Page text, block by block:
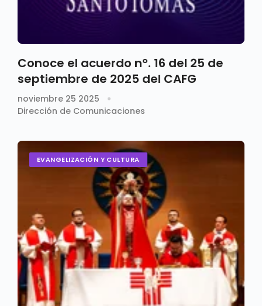
Conoce el acuerdo n°. 16 del 25 de
septiembre de 2025 del CAFG
noviembre 25 2025
Dirección de Comunicaciones
EVANGELIZACIÓN Y CULTURA